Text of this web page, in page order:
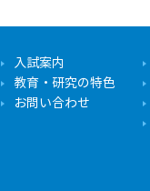
入試案内
教育・研究の特色
お問い合わせ